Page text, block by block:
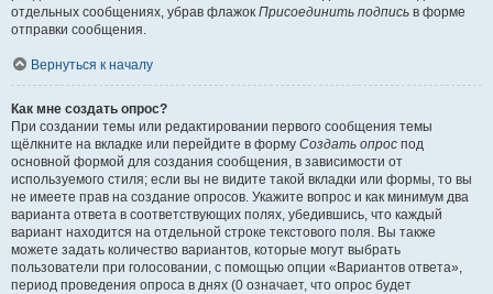
отдельных сообщениях, убрав флажок Присоединить подпись в форме
отправки сообщения.
Вернуться к началу
Как мне создать опрос?
При создании темы или редактировании первого сообщения темы
щёлкните на вкладке или перейдите в форму Создать опрос под
основной формой для создания сообщения, в зависимости от
используемого стиля; если вы не видите такой вкладки или формы, то вы
не имеете прав на создание опросов. Укажите вопрос и как минимум два
варианта ответа в соответствующих полях, убедившись, что каждый
вариант находится на отдельной строке текстового поля. Вы также
можете задать количество вариантов, которые могут выбрать
пользователи при голосовании, с помощью опции «Вариантов ответа»,
период проведения опроса в днях (0 означает, что опрос будет